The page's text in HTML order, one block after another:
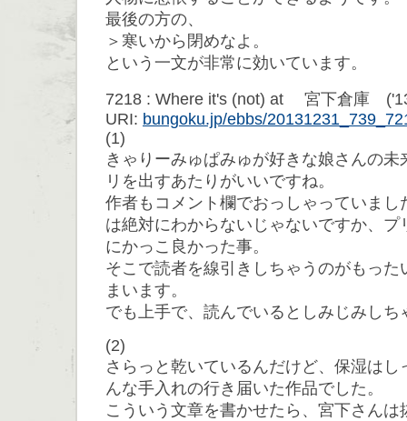
最後の方の、
＞寒いから閉めなよ。
という一文が非常に効いています。
7218 : Where it's (not) at 宮下倉庫
URI: bungoku.jp/ebbs/
(1)
きゃりーみゅぱみゅが好きな娘さんの
リを出すあたりがいいですね。
作者もコメント欄でおっしゃっていまし
は絶対にわからないじゃないですか、プ
にかっこ良かった事。
そこで読者を線引きしちゃうのがもった
まいます。
でも上手で、読んでいるとしみじみしち
(2)
さらっと乾いているんだけど、保湿は
んな手入れの行き届いた作品でした。
こういう文章を書かせたら、宮下さん